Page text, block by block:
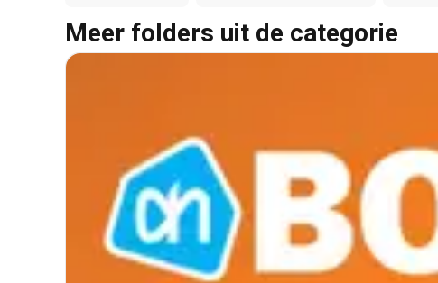
Meer folders uit de categorie